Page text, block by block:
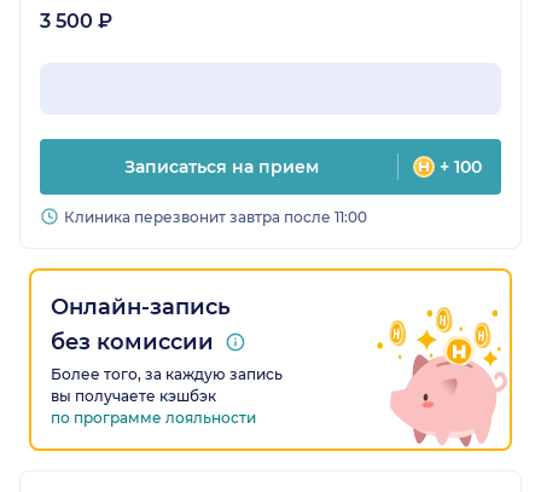
3 500 ₽
Записаться на прием + 100
Клиника перезвонит завтра после 11:00
Онлайн-запись
без комиссии
Более того, за каждую запись
вы получаете кэшбэк
по программе лояльности